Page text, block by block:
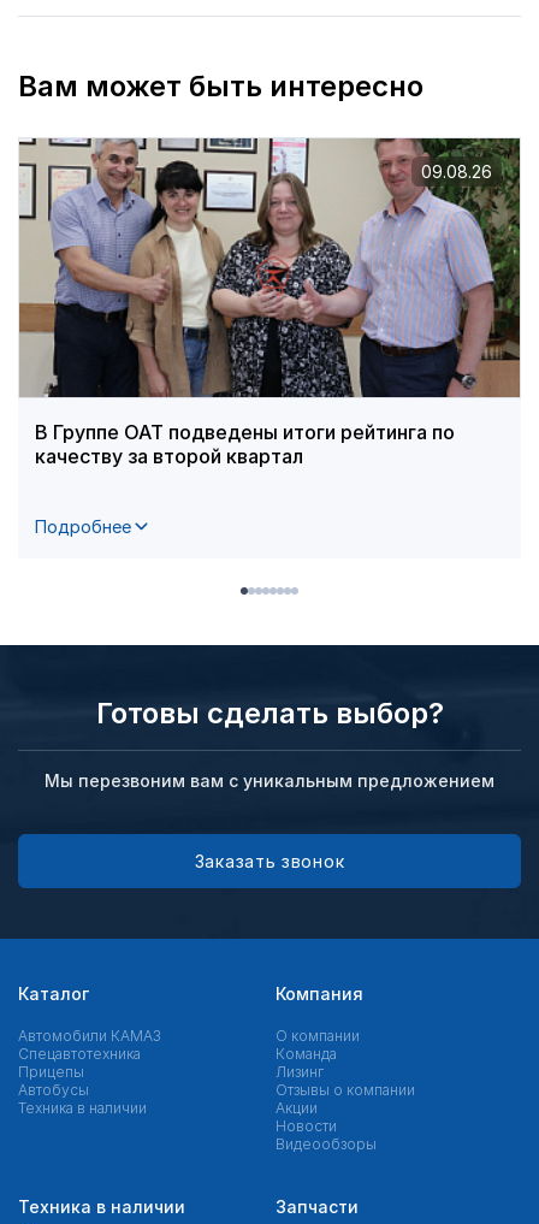
Вам может быть интересно
В Группе ОАТ подведены итоги рейтинга по
качеству за второй квартал
Подробнее
09.08.26
Готовы сделать выбор?
Мы перезвоним вам с уникальным предложением
Заказать звонок
Каталог
Автомобили КАМАЗ
Спецавтотехника
Прицепы
Автобусы
Техника в наличии
Компания
О компании
Команда
Лизинг
Отзывы о компании
Акции
Новости
Видеообзоры
Техника в наличии
Запчасти